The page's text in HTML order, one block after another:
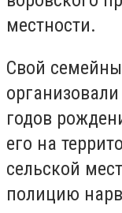
местности.
Свой
годов
его на
сельской
полицию